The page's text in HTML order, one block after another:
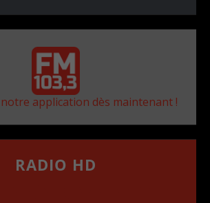
application dès maintenant !
RADIO HD